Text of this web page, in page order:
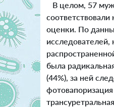
В целом, 57
соответствовали
оценки. По
исследователей,
была
(44%), за ней
фотовапоризация